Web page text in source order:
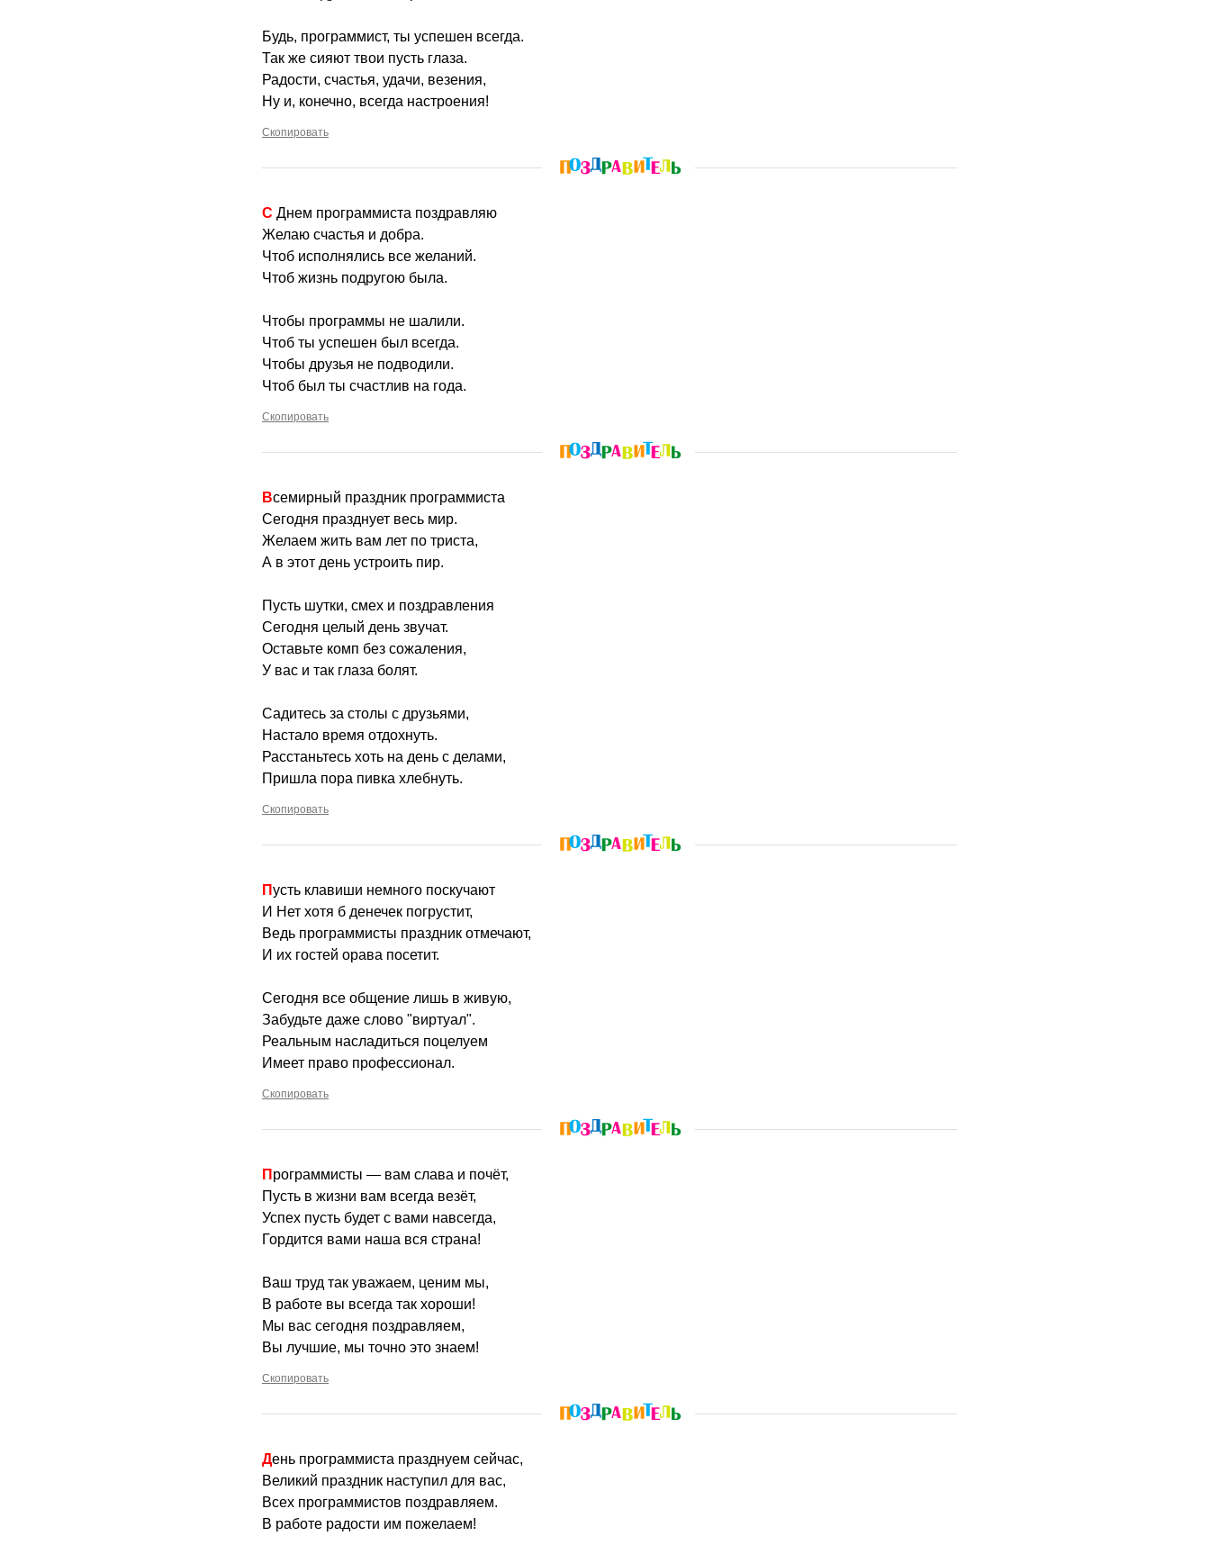
Будь, программист, ты успешен всегда.
Так же сияют твои пусть глаза.
Радости, счастья, удачи, везения,
Ну и, конечно, всегда настроения!
Скопировать
С Днем программиста поздравляю
Желаю счастья и добра.
Чтоб исполнялись все желаний.
Чтоб жизнь подругою была.
Чтобы программы не шалили.
Чтоб ты успешен был всегда.
Чтобы друзья не подводили.
Чтоб был ты счастлив на года.
Скопировать
Всемирный праздник программиста
Сегодня празднует весь мир.
Желаем жить вам лет по триста,
А в этот день устроить пир.
Пусть шутки, смех и поздравления
Сегодня целый день звучат.
Оставьте комп без сожаления,
У вас и так глаза болят.
Садитесь за столы с друзьями,
Настало время отдохнуть.
Расстаньтесь хоть на день с делами,
Пришла пора пивка хлебнуть.
Скопировать
Пусть клавиши немного поскучают
И Нет хотя б денечек погрустит,
Ведь программисты праздник отмечают,
И их гостей орава посетит.
Сегодня все общение лишь в живую,
Забудьте даже слово "виртуал".
Реальным насладиться поцелуем
Имеет право профессионал.
Скопировать
Программисты — вам слава и почёт,
Пусть в жизни вам всегда везёт,
Успех пусть будет с вами навсегда,
Гордится вами наша вся страна!
Ваш труд так уважаем, ценим мы,
В работе вы всегда так хороши!
Мы вас сегодня поздравляем,
Вы лучшие, мы точно это знаем!
Скопировать
День программиста празднуем сейчас,
Великий праздник наступил для вас,
Всех программистов поздравляем.
В работе радости им пожелаем!